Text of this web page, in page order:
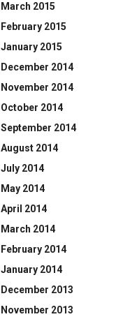
March 2015
February 2015
January 2015
December 2014
November 2014
October 2014
September 2014
August 2014
July 2014
May 2014
April 2014
March 2014
February 2014
January 2014
December 2013
November 2013